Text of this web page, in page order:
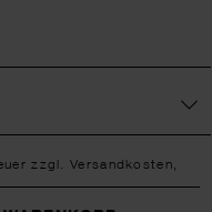
zzgl.Versandkosten,
Anmeldung für unseren